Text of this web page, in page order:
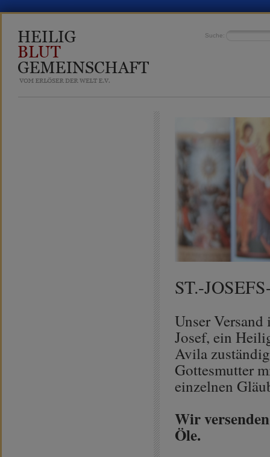
Suche:
ST.-
Unser
Josef, ein
Avila
Gottesmutter
einzelnen
Wir
Öle.